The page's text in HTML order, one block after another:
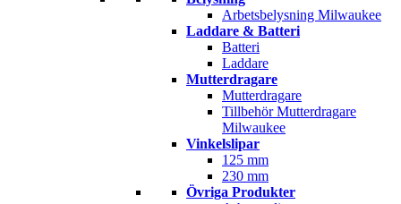
Arbetsbelysning Milwaukee
Laddare & Batteri
Batteri
Laddare
Mutterdragare
Mutterdragare
Tillbehör Mutterdragare
Milwaukee
Vinkelslipar
125 mm
230 mm
Övriga Produkter